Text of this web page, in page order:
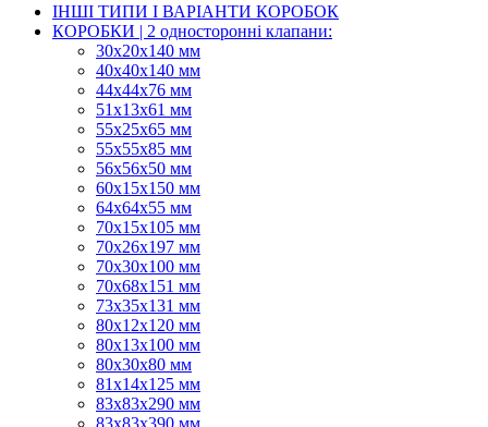
ІНШІ ТИПИ І ВАРІАНТИ КОРОБОК
КОРОБКИ | 2 односторонні клапани:
30x20x140 мм
40x40x140 мм
44х44х76 мм
51x13x61 мм
55х25х65 мм
55х55х85 мм
56х56х50 мм
60х15х150 мм
64х64х55 мм
70х15х105 мм
70х26х197 мм
70х30х100 мм
70х68х151 мм
73х35х131 мм
80х12х120 мм
80х13х100 мм
80х30х80 мм
81х14х125 мм
83х83х290 мм
83х83х390 мм